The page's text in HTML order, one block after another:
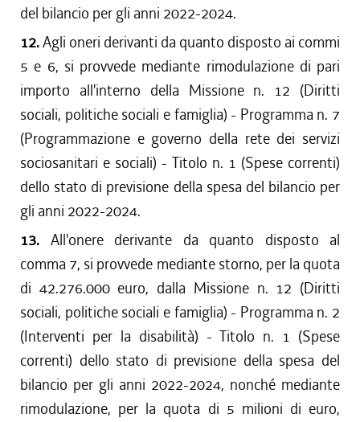
del bilancio per gli anni 2022-2024.
12.Agli oneri derivanti da quanto disposto ai commi
5 e 6, si provvede mediante rimodulazione di pari
importo all'interno della Missione n. 12 (Diritti
sociali, politiche sociali e famiglia) - Programma n. 7
(Programmazione e governo della rete dei servizi
sociosanitari e sociali) - Titolo n. 1 (Spese correnti)
dello stato di previsione della spesa del bilancio per
gli anni 2022-2024.
13. All'onere derivante da quanto disposto al
comma 7, si provvede mediante storno, per la quota
di 42.276.000 euro, dalla Missione n. 12 (Diritti
sociali, politiche sociali e famiglia) - Programma n. 2
(Interventi per la disabilità) - Titolo n. 1 (Spese
correnti) dello stato di previsione della spesa del
bilancio per gli anni 2022-2024, nonché mediante
rimodulazione, per la quota di 5 milioni di euro,